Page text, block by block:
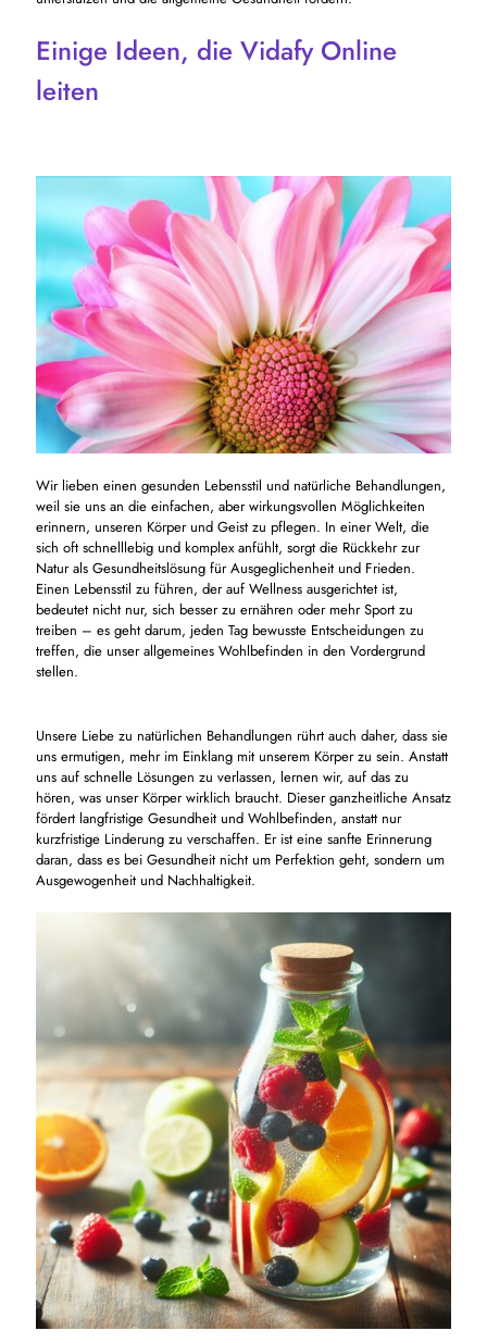
Einige Ideen, die Vidafy Online
leiten
Wir lieben einen gesunden Lebensstil und natürliche Behandlungen,
weil sie uns an die einfachen, aber wirkungsvollen Möglichkeiten
erinnern, unseren Körper und Geist zu pflegen. In einer Welt, die
sich oft schnelllebig und komplex anfühlt, sorgt die Rückkehr zur
Natur als Gesundheitslösung für Ausgeglichenheit und Frieden.
Einen Lebensstil zu führen, der auf Wellness ausgerichtet ist,
bedeutet nicht nur, sich besser zu ernähren oder mehr Sport zu
treiben – es geht darum, jeden Tag bewusste Entscheidungen zu
treffen, die unser allgemeines Wohlbefinden in den Vordergrund
stellen.
Unsere Liebe zu natürlichen Behandlungen rührt auch daher, dass sie
uns ermutigen, mehr im Einklang mit unserem Körper zu sein. Anstatt
uns auf schnelle Lösungen zu verlassen, lernen wir, auf das zu
hören, was unser Körper wirklich braucht. Dieser ganzheitliche Ansatz
fördert langfristige Gesundheit und Wohlbefinden, anstatt nur
kurzfristige Linderung zu verschaffen. Er ist eine sanfte Erinnerung
daran, dass es bei Gesundheit nicht um Perfektion geht, sondern um
Ausgewogenheit und Nachhaltigkeit.